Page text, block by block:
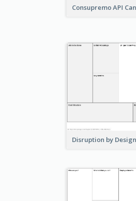
Consupremo API
Disruption by